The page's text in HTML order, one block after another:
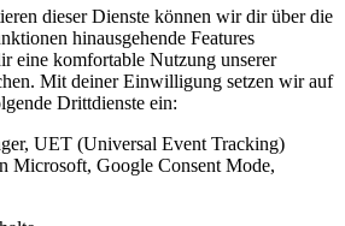
dieser Dienste können wir dir über die
hinausgehende Features
eine komfortable Nutzung unserer
Mit deiner Einwilligung setzen wir auf
Drittdienste ein:
UET (Universal Event Tracking)
Microsoft, Google Consent Mode,